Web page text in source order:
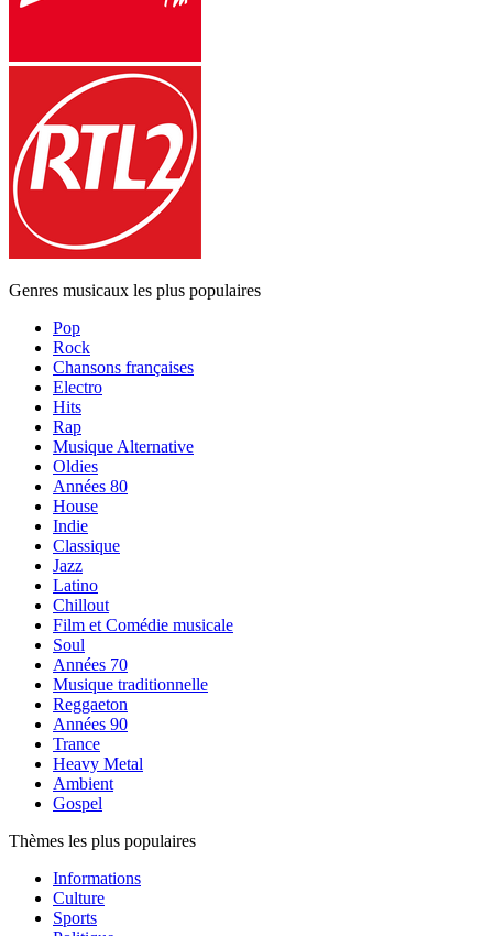
Genres musicaux les plus populaires
Pop
Rock
Chansons françaises
Electro
Hits
Rap
Musique Alternative
Oldies
Années 80
House
Indie
Classique
Jazz
Latino
Chillout
Film et Comédie musicale
Soul
Années 70
Musique traditionnelle
Reggaeton
Années 90
Trance
Heavy Metal
Ambient
Gospel
Thèmes les plus populaires
Informations
Culture
Sports